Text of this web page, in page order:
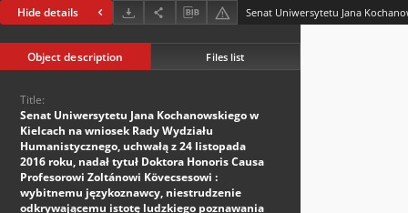
Hide details
Object description Files list
Title:
Senat Uniwersytetu Jana Kochanowskiego w
Kielcach na wniosek Rady Wydziału
Humanistycznego, uchwałą z 24 listopada
2016 roku, nadał tytuł Doktora Honoris Causa
Profesorowi Zoltánowi Kövecsesowi :
wybitnemu językoznawcy, niestrudzenie
odkrywającemu istotę ludzkiego poznawania